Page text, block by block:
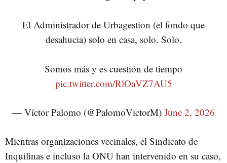
El Administrador de Urbagestion (el fondo que
desahucia) solo en casa, solo. Solo.
Somos más y es cuestión de tiempo
pic.twitter.com/RlOaVZ7AU5
— Víctor Palomo (@PalomoVictorM) June 2, 2026
Mientras organizaciones vecinales, el Sindicato de
Inquilinas e incluso la ONU han intervenido en su caso,